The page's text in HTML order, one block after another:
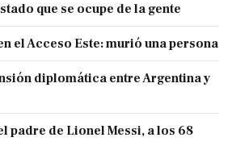
que se ocupe de la gente
el Acceso Este: murió una persona
diplomática entre Argentina y
padre de Lionel Messi, a los 68